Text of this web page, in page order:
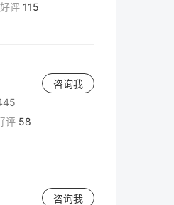
好评 115
评 58
咨询我
咨询我